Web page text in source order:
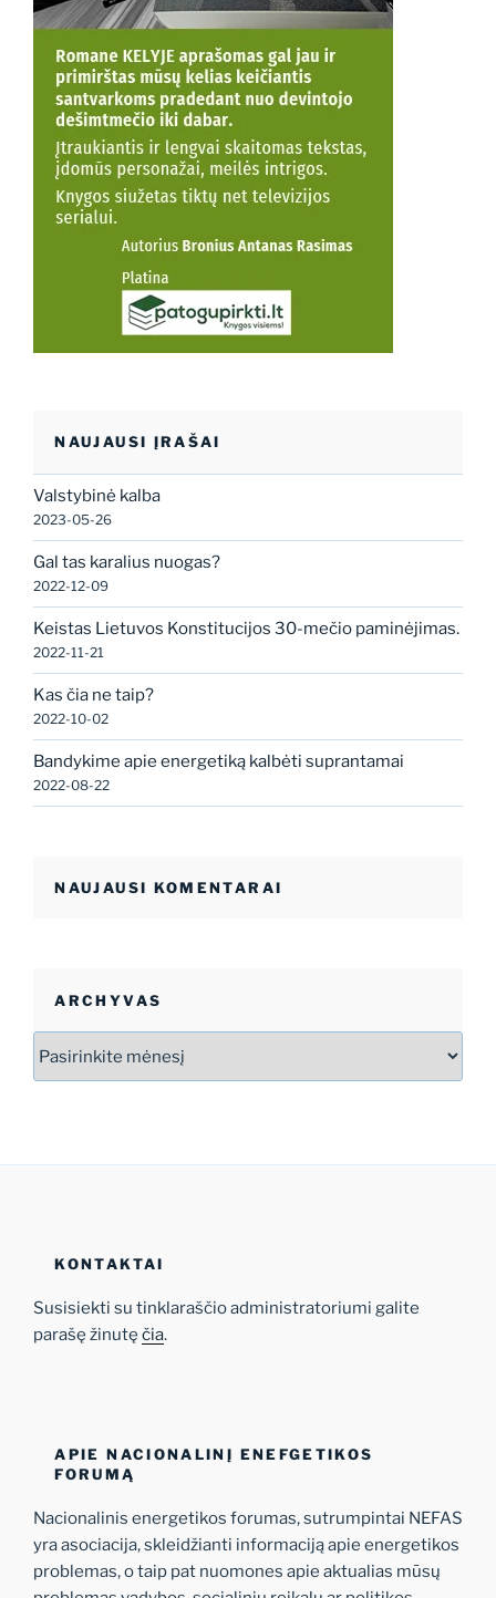
NAUJAUSI ĮRAŠAI
Valstybinė kalba
2023-05-26
Gal tas karalius nuogas?
2022-12-09
Keistas Lietuvos Konstitucijos 30-mečio paminėjimas.
2022-11-21
Kas čia ne taip?
2022-10-02
Bandykime apie energetiką kalbėti suprantamai
2022-08-22
NAUJAUSI KOMENTARAI
ARCHYVAS
KONTAKTAI
Susisiekti su tinklaraščio administratoriumi galite
parašę žinutę čia.
APIE NACIONALINĮ ENEFGETIKOS
FORUMĄ
Nacionalinis energetikos forumas, sutrumpintai NEFAS
yra asociacija, skleidžianti informaciją apie energetikos
problemas, o taip pat nuomones apie aktualias mūsų